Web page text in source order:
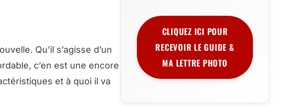
Qu’il s’agisse d’un
c’en est une encore
et à quoi il va
CLIQUEZ ICI POUR
RECEVOIR LE GUIDE &
MA LETTRE PHOTO